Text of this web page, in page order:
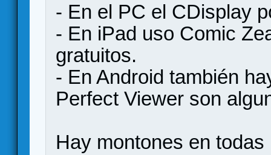
- En el PC el CDisplay
- En iPad uso Comic
gratuitos.
- En Android también
Perfect Viewer son
Hay montones en